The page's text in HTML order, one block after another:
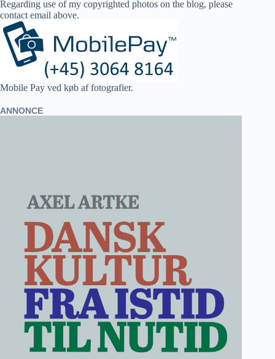
Regarding use of my copyrighted photos on the blog, please
contact email above.
Mobile Pay ved køb af fotografier.
ANNONCE